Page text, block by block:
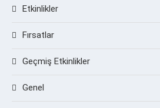
Etkinlikler
Fırsatlar
Geçmiş Etkinlikler
Genel